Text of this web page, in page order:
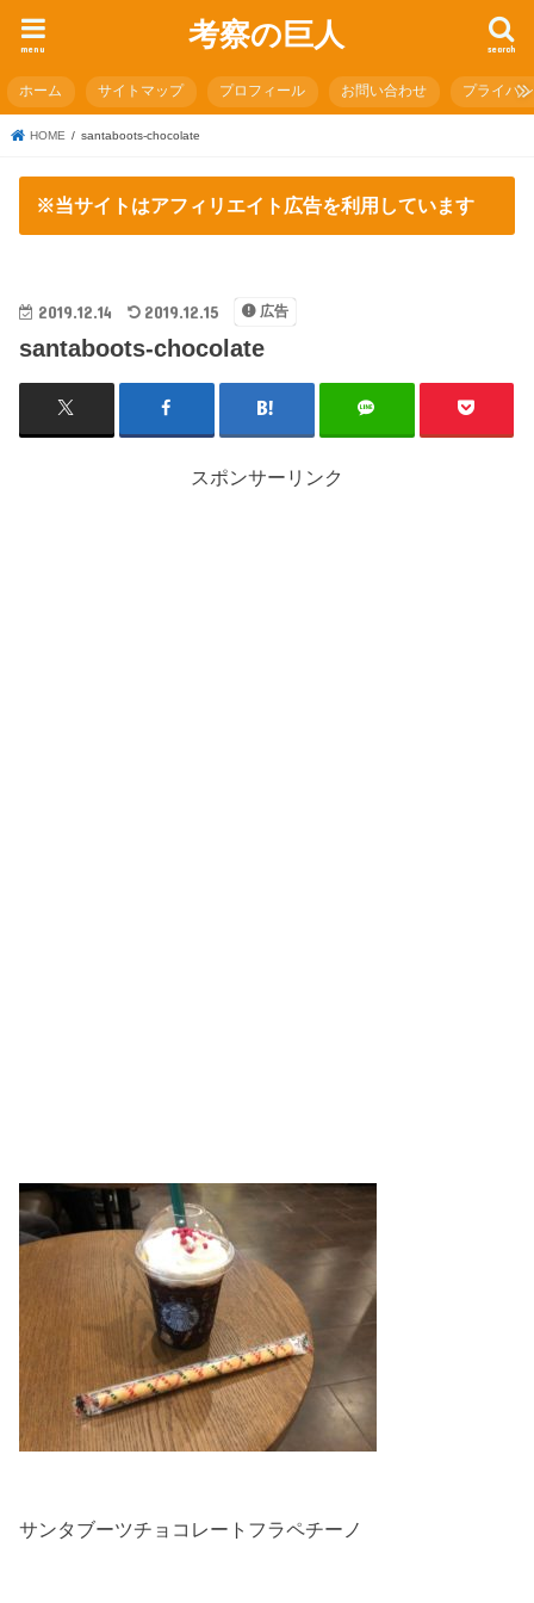
考察の巨人 search
menu
ホーム サイトマップ プロフィール お問い合わせ プライバ
HOME santaboots-chocolate
※当サイトはアフィリエイト広告を利用しています
2019.12.14 2019.12.15 広告
santaboots-chocolate
スポンサーリンク
サンタブーツチョコレートフラペチーノ